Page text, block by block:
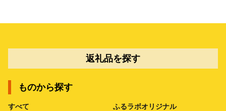
返礼品を探す
ものから探す
すべて ふるラボオリジナル